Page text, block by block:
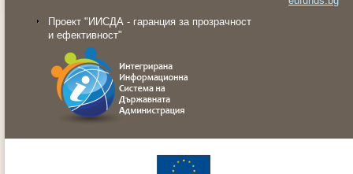
Проект "ИИСДА - гаранция за прозрачност
и ефективност"